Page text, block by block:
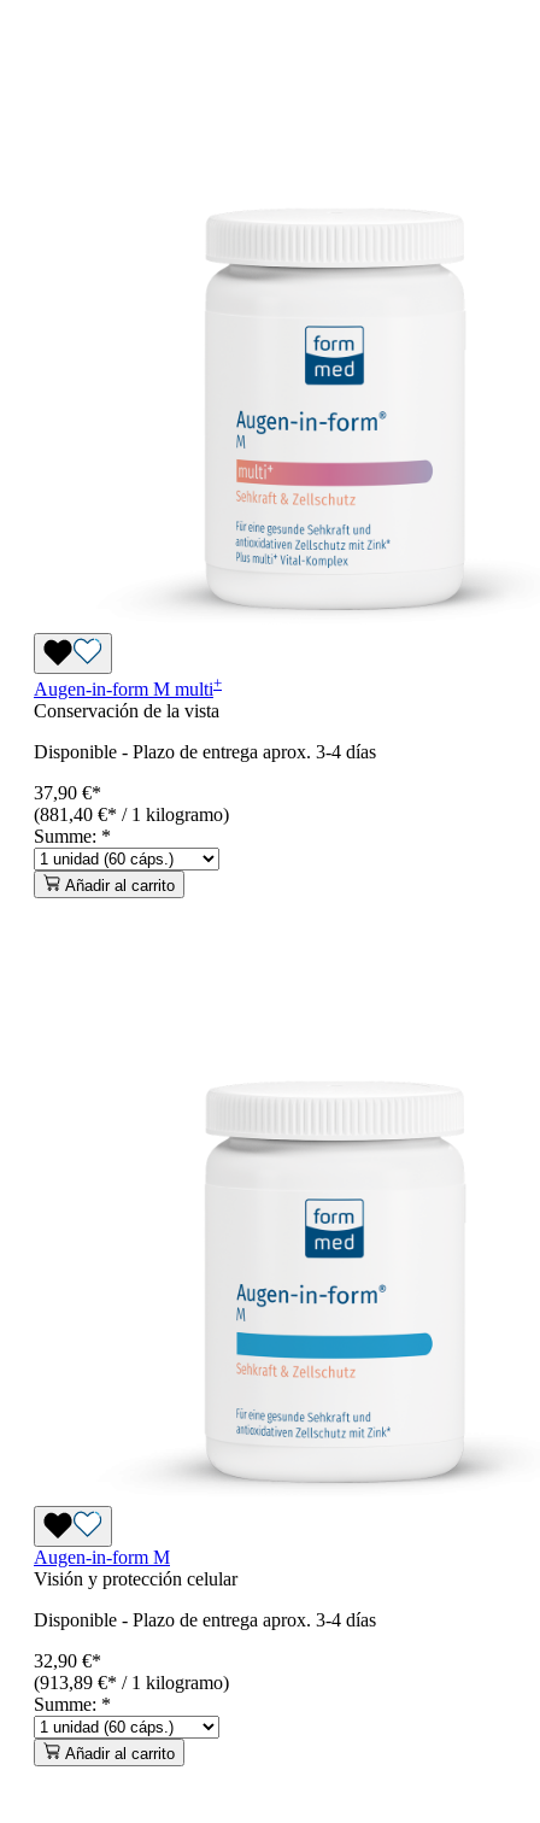
Augen-in-form M multi+
Conservación de la vista
Disponible - Plazo de entrega aprox. 3-4 días
37,90 €*
(881,40 €* / 1 kilogramo)
Summe: *
Añadir al carrito
Augen-in-form M
Visión y protección celular
Disponible - Plazo de entrega aprox. 3-4 días
32,90 €*
(913,89 €* / 1 kilogramo)
Summe: *
Añadir al carrito